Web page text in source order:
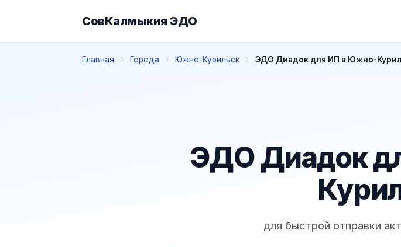
СовКалмыкия ЭДО
Главная Города Южно-Курильск ЭДО Диадок для ИП в Южно-
ЭДО Диадок
для быстрой отправки